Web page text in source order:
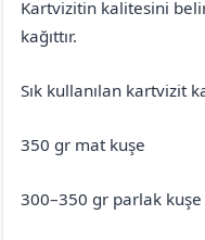
Kartvizitin kalitesini
kağıttır.
Sık kullanılan kartvizit
350 gr mat kuşe
300–350 gr parlak kuşe